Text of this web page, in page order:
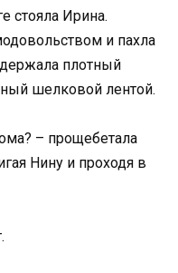
стояла Ирина.
и пахла
плотный
шелковой лентой.
– прощебетала
Нину и проходя в